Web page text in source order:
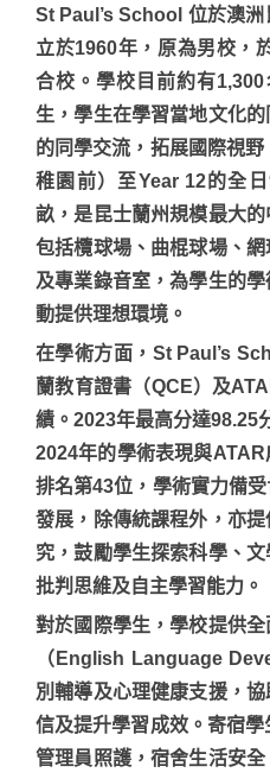
St Paul’s School 位於澳
立於1960年，原為男校，
合校。學校目前約有
生，學生在學習當地文化
的同學交流，拓展國際視
稚園前）至Year 12的全
畝，是昆士蘭州規模最大
包括欖球場、曲棍球場、
及專業錄音室，為學生的
動提供理想環境。
在學術方面，St Paul’s
蘭教育證書（QCE）及
績。2023年最高分達98.25
2024年的學術表現與
排名第43位，學術實力備
發展，除傳統課程外，亦
究，鼓勵學生探索科學、
批判思維及自主學習能力。
對於國際學生，學校提供
（English Language
別輔導及心理健康支援，
信及提升學習成效。寄宿
管理員照護，宿舍生活安